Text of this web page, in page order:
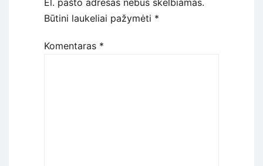
El. pašto adresas nebus skelbiamas.
Būtini laukeliai pažymėti *
Komentaras *